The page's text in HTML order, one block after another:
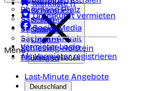
Rheinland Pfalz
Saarland
Sachsen
Sachsen-Anhalt
Schleswig-Holstein
Thüringen
Schweden
Schweiz
Spanien
Ungarn
Merkliste ()
Unterkunft vermieten
Social Media
Vermieter-Login
Als Vermieter registrieren
Menü
Menü schließen
Last-Minute Angebote
Deutschland